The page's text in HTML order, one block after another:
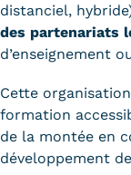
distanciel,
des partenariats
d’enseignement
Cette
formation
de la montée en
développement